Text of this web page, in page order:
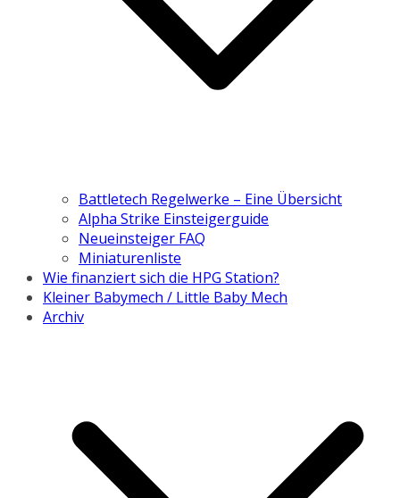
Battletech Regelwerke – Eine Übersicht
Alpha Strike Einsteigerguide
Neueinsteiger FAQ
Miniaturenliste
Wie finanziert sich die HPG Station?
Kleiner Babymech / Little Baby Mech
Archiv